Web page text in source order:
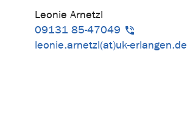
Leonie Arnetzl
09131 85-47049
leonie.arnetzl(at)uk-erlangen.de